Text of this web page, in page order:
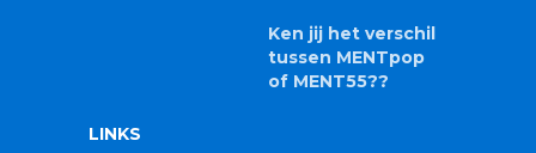
Ken jij het verschil
tussen MENTpop
of MENT55??
LINKS